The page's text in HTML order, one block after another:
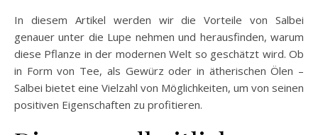
In diesem Artikel werden wir die Vorteile von Salbei
genauer unter die Lupe nehmen und herausfinden, warum
diese Pflanze in der modernen Welt so geschätzt wird. Ob
in Form von Tee, als Gewürz oder in ätherischen Ölen –
Salbei bietet eine Vielzahl von Möglichkeiten, um von seinen
positiven Eigenschaften zu profitieren.